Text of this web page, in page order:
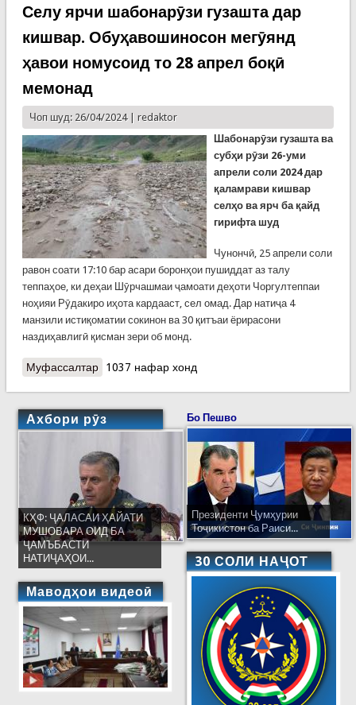
Селу ярчи шабонарӯзи гузашта дар
кишвар. Обуҳавошиносон мегӯянд
ҳавои номусоид то 28 апрел боқӣ
мемонад
Чоп шуд: 26/04/2024 | redaktor
Шабонарӯзи гузашта ва
субҳи рӯзи 26-уми
апрели соли 2024 дар
қаламрави кишвар
селҳо ва ярч ба қайд
гирифта шуд
Чунончӣ, 25 апрели соли
равон соати 17:10 бар асари боронҳои пушиддат аз талу
теппаҳое, ки деҳаи Шӯрчашмаи ҷамоати деҳоти Чоргултеппаи
ноҳияи Рӯдакиро иҳота кардааст, сел омад. Дар натиҷа 4
манзили истиқоматии сокинон ва 30 қитъаи ёрирасони
наздиҳавлигӣ қисман зери об монд.
Муфассалтаро Селу ярчи шабонарӯзи гузашта дар кишвар.
1037 нафар хонд
Ахбори рӯз
КҲФ: ҶАЛАСАИ ҲАЙАТИ
МУШОВАРА ОИД БА
ҶАМЪБАСТИ
НАТИҶАҲОИ...
Маводҳои видеоӣ
Бо Пешво
Президенти Ҷумҳурии
Тоҷикистон ба Раиси...
30 СОЛИ НАҶОТ